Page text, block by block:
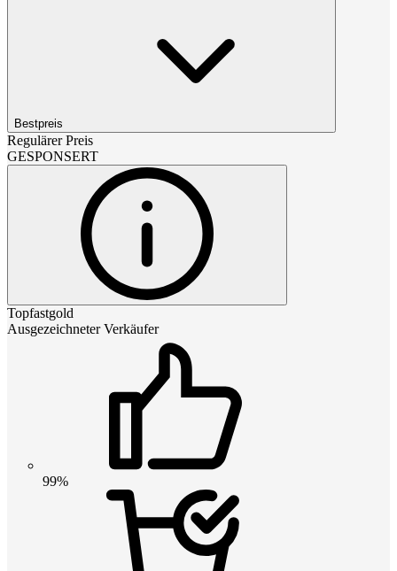
Bestpreis
Regulärer Preis
GESPONSERT
Topfastgold
Ausgezeichneter Verkäufer
99%